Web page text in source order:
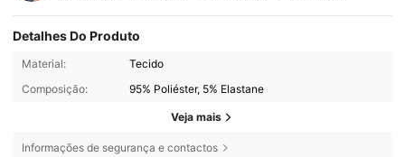
Detalhes Do Produto
Material:
Tecido
Composição:
95% Poliéster, 5% Elastane
Veja mais
Informações de segurança e contactos